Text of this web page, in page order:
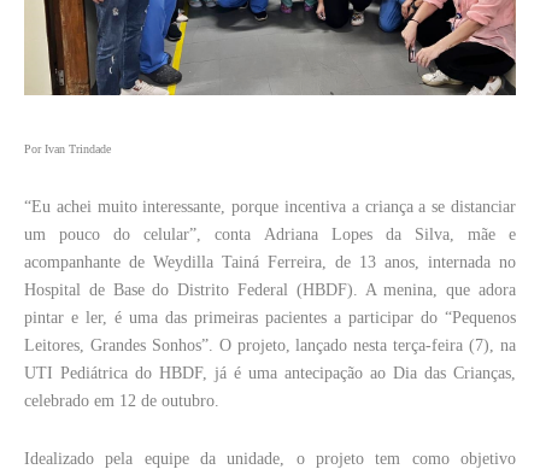
Por Ivan Trindade
“Eu achei muito interessante, porque incentiva a criança a se distanciar
um pouco do celular”, conta Adriana Lopes da Silva, mãe e
acompanhante de Weydilla Tainá Ferreira, de 13 anos, internada no
Hospital de Base do Distrito Federal (HBDF). A menina, que adora
pintar e ler, é uma das primeiras pacientes a participar do “Pequenos
Leitores, Grandes Sonhos”. O projeto, lançado nesta terça-feira (7), na
UTI Pediátrica do HBDF, já é uma antecipação ao Dia das Crianças,
celebrado em 12 de outubro.
Idealizado pela equipe da unidade, o projeto tem como objetivo